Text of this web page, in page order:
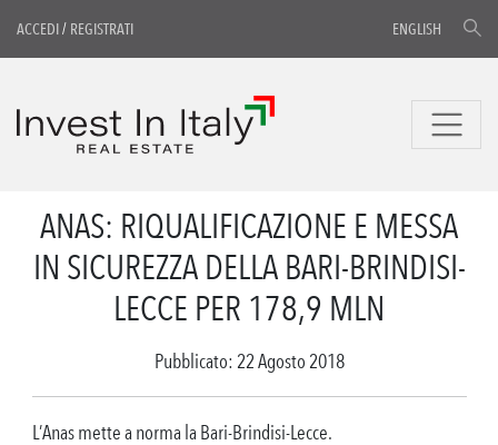
ACCEDI/ REGISTRATI ENGLISH
ANAS: RIQUALIFICAZIONE E MESSA
IN SICUREZZA DELLA BARI-BRINDISI-
LECCE PER 178,9 MLN
Pubblicato: 22 Agosto 2018
L’Anas mette a norma la Bari-Brindisi-Lecce.